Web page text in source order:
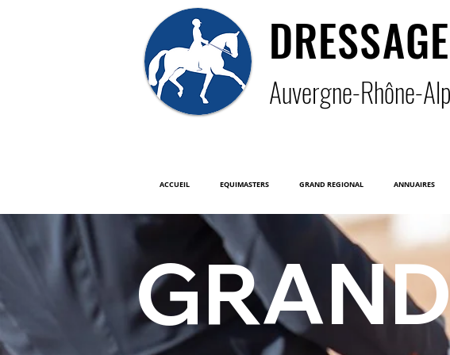
DRESSAGE
Auvergne-Rhône-
ACCUEIL EQUIMASTERS GRAND REGIONAL ANNUAIRES